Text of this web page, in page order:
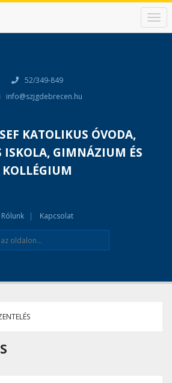
N
a
52/349-849
info@szjgdebrecen.hu
KATOLIKUS ÓVODA,
ISKOLA, GIMNÁZIUM ÉS
KOLLÉGIUM
Rólunk Kapcsolat